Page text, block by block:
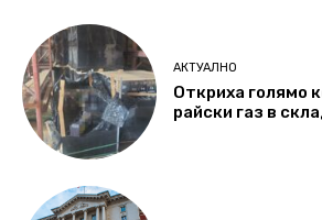
АКТУАЛНО
Откриха голямо
райски газ в